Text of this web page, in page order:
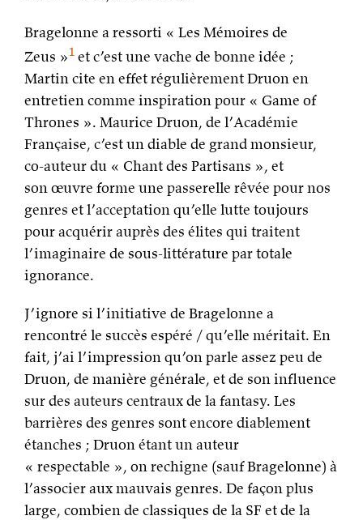
Bragelonne a ressorti « Les Mémoires de
Zeus »1 et c’est une vache de bonne idée ;
Martin cite en effet régulièrement Druon en
entretien comme inspiration pour « Game of
Thrones ». Maurice Druon, de l’Académie
Française, c’est un diable de grand monsieur,
co-auteur du « Chant des Partisans », et
son œuvre forme une passerelle rêvée pour nos
genres et l’acceptation qu’elle lutte toujours
pour acquérir auprès des élites qui traitent
l’imaginaire de sous-littérature par totale
ignorance.
J’ignore si l’initiative de Bragelonne a
rencontré le succès espéré / qu’elle méritait. En
fait, j’ai l’impression qu’on parle assez peu de
Druon, de manière générale, et de son influence
sur des auteurs centraux de la fantasy. Les
barrières des genres sont encore diablement
étanches ; Druon étant un auteur
« respectable », on rechigne (sauf Bragelonne) à
l’associer aux mauvais genres. De façon plus
large, combien de classiques de la SF et de la